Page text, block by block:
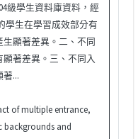
級學生資料庫資料，經
學生在學習成效部分有
顯著差異。二、不同
著差異。三、不同入
...
of multiple entrance,
backgrounds and